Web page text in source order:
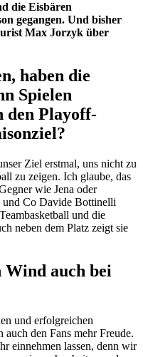
die Eisbären
gegangen. Und bisher
Max Jorzyk über
haben die
Spielen
den Playoff-
Ziel erstmal, uns nicht zu
zu zeigen. Ich glaube, das
wie Jena oder
und Co Davide Bottinelli
und die
neben dem Platz zeigt sie
Wind auch bei
und erfolgreichen
den Fans mehr Freude.
einnehmen lassen, denn wir